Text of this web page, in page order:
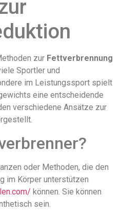
zur Fettverbrennung
Sportler und
im Leistungssport spielt
eine entscheidende
verschiedene Ansätze zur
oder Methoden, die den
im Körper unterstützen
können. Sie können
sein.